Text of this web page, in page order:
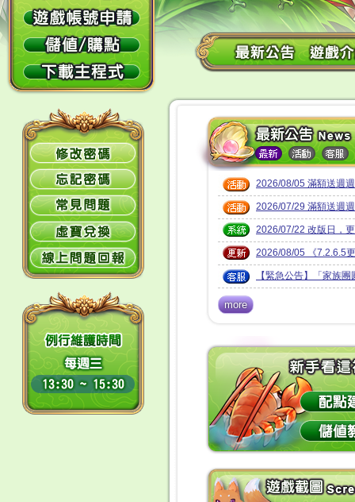
2026/08/05 滿額送週
2026/07/29 滿額送週
2026/07/22 改版日，
2026/08/05 《7.2.6.5
【緊急公告】「家族
more